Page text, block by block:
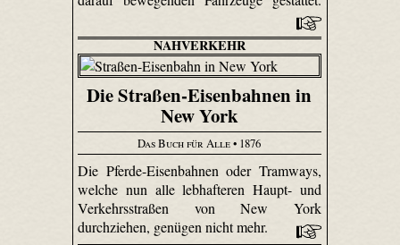
NAHVERKEHR
Die Straßen-Eisenbahnen in
New York
Das Buch für Alle• 1876
Die Pferde-Eisenbahnen oder Tramways,
welche nun alle lebhafteren Haupt- und
Verkehrsstraßen von New York
durchziehen, genügen nicht mehr.